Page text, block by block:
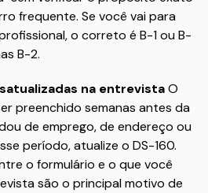
frequente. Se você vai para
o correto é B-1 ou B-
B-2.
na entrevistaO
preenchido semanas antes da
de emprego, de endereço ou
período, atualize o DS-160.
o formulário e o que você
são o principal motivo de